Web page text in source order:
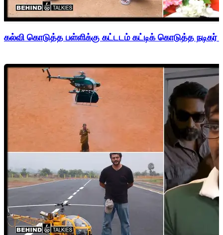
கல்வி கொடுத்த பள்ளிக்கு கட்டடம் கட்டிக் கொடுத்த நடிகர்